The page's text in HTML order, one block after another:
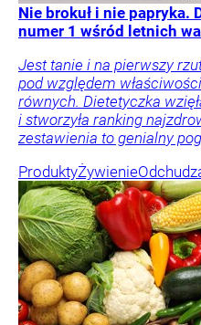
Nie brokuł i nie papryka.
numer 1 wśród letnich
Jest tanie i na pierwszy
pod względem
równych. Dietetyczka
i stworzyła ranking
zestawienia to genialny
ProduktyŻywienie